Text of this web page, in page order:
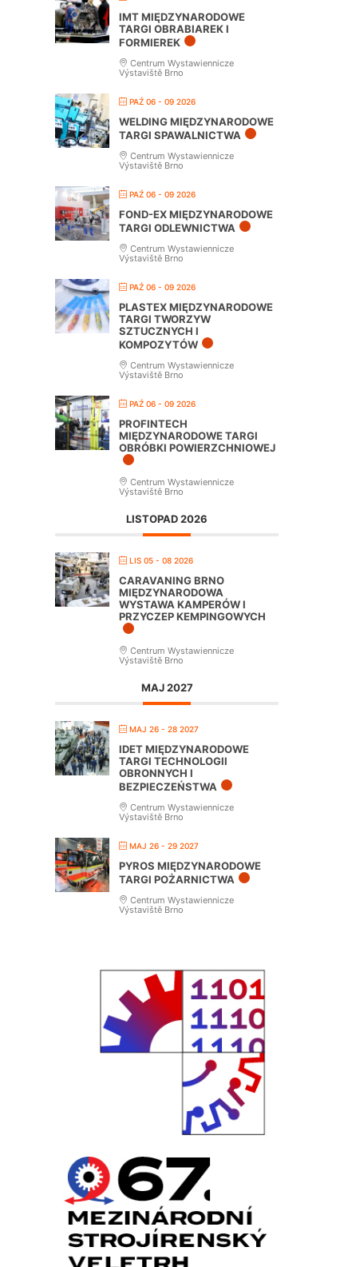
IMT MIĘDZYNARODOWE
TARGI OBRABIAREK I
FORMIEREK
Centrum Wystawiennicze
Výstaviště Brno
PAŹ 06 - 09 2026
WELDING MIĘDZYNARODOWE
TARGI SPAWALNICTWA
Centrum Wystawiennicze
Výstaviště Brno
PAŹ 06 - 09 2026
FOND-EX MIĘDZYNARODOWE
TARGI ODLEWNICTWA
Centrum Wystawiennicze
Výstaviště Brno
PAŹ 06 - 09 2026
PLASTEX MIĘDZYNARODOWE
TARGI TWORZYW
SZTUCZNYCH I
KOMPOZYTÓW
Centrum Wystawiennicze
Výstaviště Brno
PAŹ 06 - 09 2026
PROFINTECH
MIĘDZYNARODOWE TARGI
OBRÓBKI POWIERZCHNIOWEJ
Centrum Wystawiennicze
Výstaviště Brno
LISTOPAD 2026
LIS 05 - 08 2026
CARAVANING BRNO
MIĘDZYNARODOWA
WYSTAWA KAMPERÓW I
PRZYCZEP KEMPINGOWYCH
Centrum Wystawiennicze
Výstaviště Brno
MAJ 2027
MAJ 26 - 28 2027
IDET MIĘDZYNARODOWE
TARGI TECHNOLOGII
OBRONNYCH I
BEZPIECZEŃSTWA
Centrum Wystawiennicze
Výstaviště Brno
MAJ 26 - 29 2027
PYROS MIĘDZYNARODOWE
TARGI POŻARNICTWA
Centrum Wystawiennicze
Výstaviště Brno